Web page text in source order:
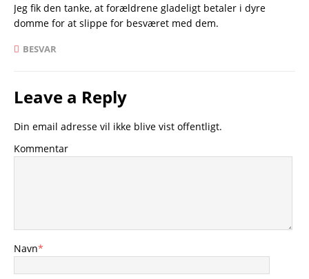
Jeg fik den tanke, at forældrene gladeligt betaler i dyre
domme for at slippe for besværet med dem.
BESVAR
Leave a Reply
Din email adresse vil ikke blive vist offentligt.
Kommentar
Navn*